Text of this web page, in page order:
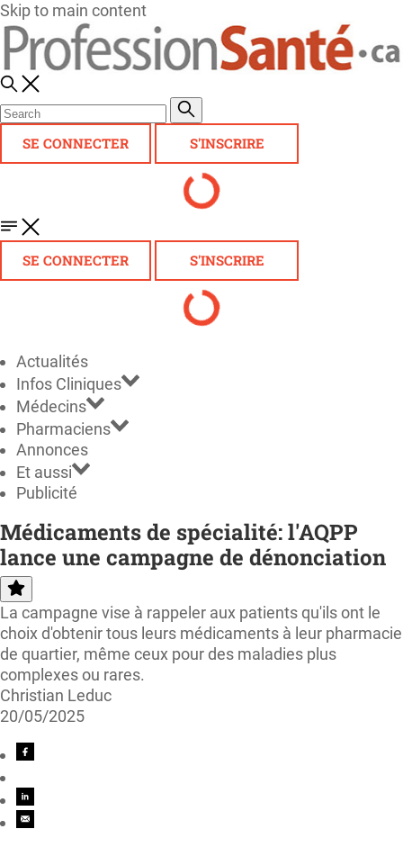
Skip to main content
SE CONNECTER S'INSCRIRE
SE CONNECTER S'INSCRIRE
Actualités
Infos Cliniques
Médecins
Pharmaciens
Annonces
Et aussi
Publicité
Médicaments de spécialité: l'AQPP
lance une campagne de dénonciation
La campagne vise à rappeler aux patients qu'ils ont le
choix d'obtenir tous leurs médicaments à leur pharmacie
de quartier, même ceux pour des maladies plus
complexes ou rares.
Christian Leduc
20/05/2025